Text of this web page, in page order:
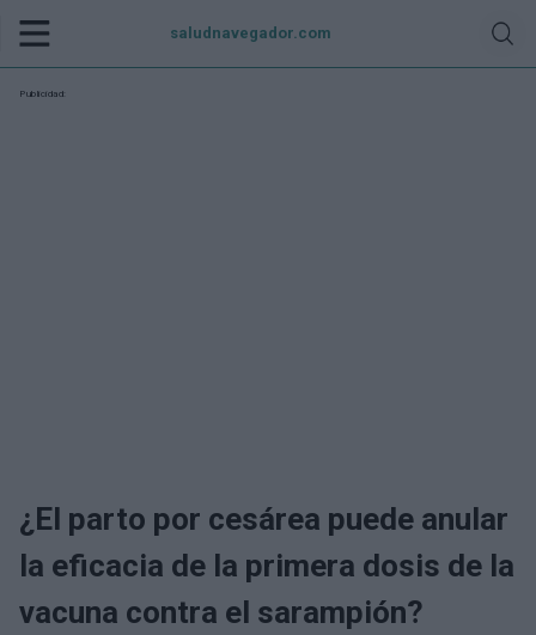
saludnavegador.com
Publicidad:
¿El parto por cesárea puede anular
la eficacia de la primera dosis de la
vacuna contra el sarampión?